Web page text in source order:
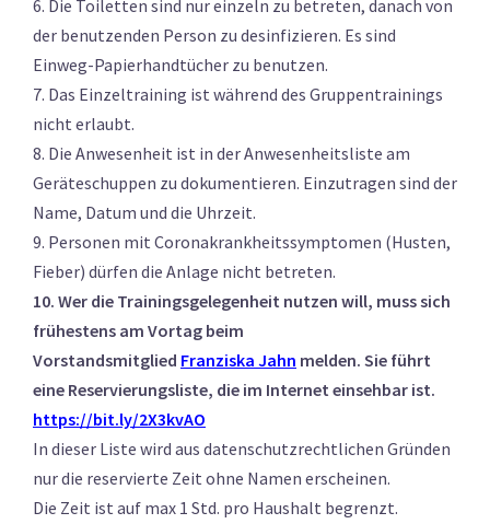
6. Die Toiletten sind nur einzeln zu betreten, danach von
der benutzenden Person zu desinfizieren. Es sind
Einweg-Papierhandtücher zu benutzen.
7. Das Einzeltraining ist während des Gruppentrainings
nicht erlaubt.
8. Die Anwesenheit ist in der Anwesenheitsliste am
Geräteschuppen zu dokumentieren. Einzutragen sind der
Name, Datum und die Uhrzeit.
9. Personen mit Coronakrankheitssymptomen (Husten,
Fieber) dürfen die Anlage nicht betreten.
10. Wer die Trainingsgelegenheit nutzen will, muss sich
frühestens am Vortag beim
Vorstandsmitglied Franziska Jahn melden. Sie führt
eine Reservierungsliste, die im Internet einsehbar ist.
https://bit.ly/2X3kvAO
In dieser Liste wird aus datenschutzrechtlichen Gründen
nur die reservierte Zeit ohne Namen erscheinen.
Die Zeit ist auf max 1 Std. pro Haushalt begrenzt.